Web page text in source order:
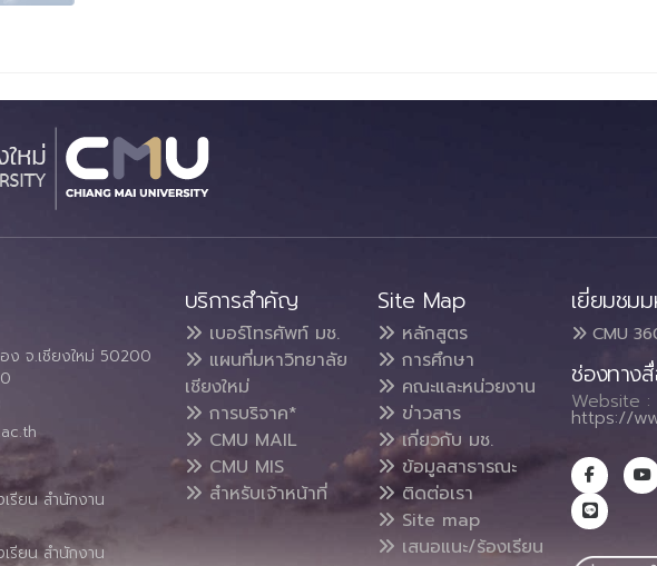
ง จ.เชียงใหม่ 50200
รียน สำนักงาน
รียน สำนักงาน
บริการสำคัญ
เบอร์โทรศัพท์ มช.
แผนที่มหาวิทยาลัย
เชียงใหม่
การบริจาค*
CMU MAIL
CMU MIS
สำหรับเจ้าหน้าที่
Site Map
หลักสูตร
การศึกษา
คณะและหน่วยงาน
ข่าวสาร
เกี่ยวกับ มช.
ข้อมูลสาธารณะ
ติดต่อเรา
Site map
เสนอแนะ/ร้องเรียน
เยี่ยมชม
CMU
ช่องทาง
Website :
https://